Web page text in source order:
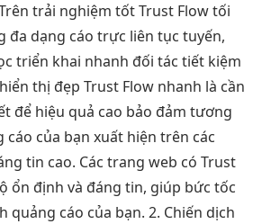
trải nghiệm tốtTrust Flowtối
đa dạng cáo trực liên tục tuyến,
triển khai nhanh đối tác tiết kiệm
hiển thị đẹp Trust Flow nhanh là cần
để hiệu quả cao bảo đảm tương
cáo của bạn xuất hiện trên các
tin cao. Các trang web có Trust
ổn định và đáng tin, giúp bức tốc
quảng cáo của bạn. 2. Chiến dịch